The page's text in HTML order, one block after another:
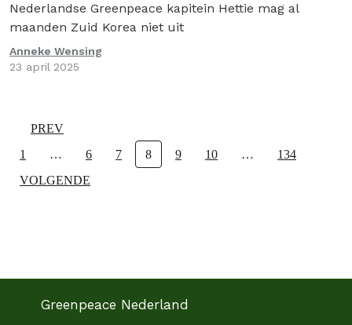
Nederlandse Greenpeace kapitein Hettie mag al
maanden Zuid Korea niet uit
Anneke Wensing
23 april 2025
PREV
1
… 6 7 8 9 10 …
134
VOLGENDE
Greenpeace Nederland